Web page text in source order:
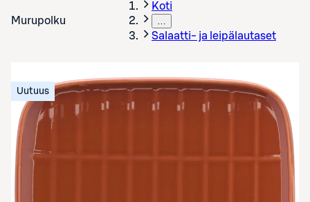
Murupolku
Koti
…
Salaatti- ja leipälautaset
Uutuus